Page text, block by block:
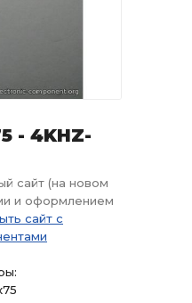
- 4KHZ-
сайт (на новом
и оформлением
сайт с